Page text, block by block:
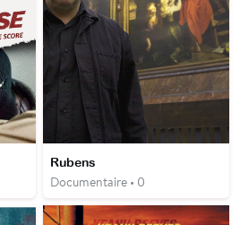
Rubens
Documentaire • 0